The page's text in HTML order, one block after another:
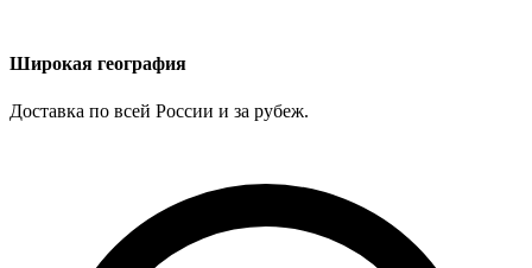
Широкая география
Доставка по всей России и за рубеж.